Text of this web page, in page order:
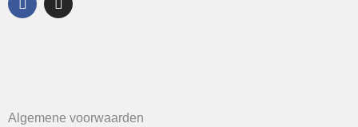
Algemene voorwaarden